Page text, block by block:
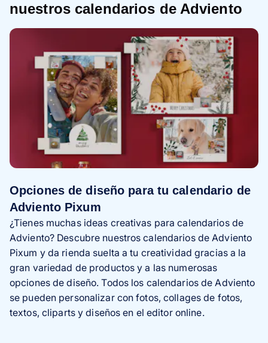
nuestros calendarios de Adviento
Opciones de diseño para tu calendario de
Adviento Pixum
¿Tienes muchas ideas creativas para calendarios de
Adviento? Descubre nuestros calendarios de Adviento
Pixum y da rienda suelta a tu creatividad gracias a la
gran variedad de productos y a las numerosas
opciones de diseño. Todos los calendarios de Adviento
se pueden personalizar con fotos, collages de fotos,
textos, cliparts y diseños en el editor online.